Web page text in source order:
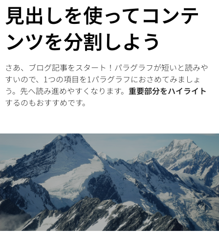
見出しを使ってコンテ
ンツを分割しよう
さあ、ブログ記事をスタート！パラグラフが短いと読みや
すいので、1つの項目を1パラグラフにおさめてみましょ
う。先へ読み進めやすくなります。 重要部分をハイライト
するのもおすすめです。